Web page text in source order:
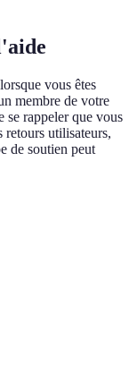
vous êtes
membre de votre
se rappeler que vous
retours utilisateurs,
de soutien peut